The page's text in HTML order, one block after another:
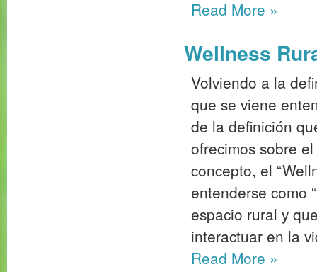
Read More »
Wellness
Volviendo a la
que se viene
de la definición
ofrecimos sobre
concepto, el
entenderse como
espacio rural y
interactuar en la
Read More »